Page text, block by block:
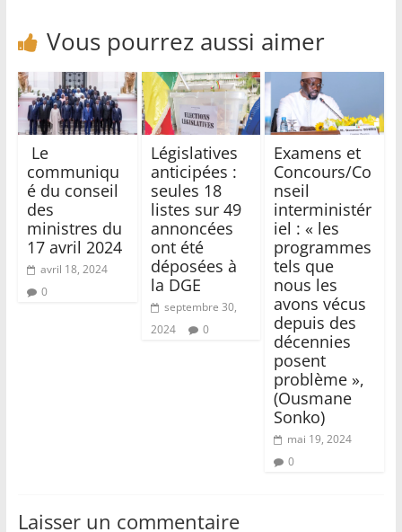
Vous pourrez aussi aimer
Le
communiqu
é du conseil
des
ministres du
17 avril 2024
avril 18, 2024
0
Législatives
anticipées :
seules 18
listes sur 49
annoncées
ont été
déposées à
la DGE
septembre 30,
2024
0
Examens et
Concours/Co
nseil
interministér
iel : « les
programmes
tels que
nous les
avons vécus
depuis des
décennies
posent
problème »,
(Ousmane
Sonko)
mai 19, 2024
0
Laisser un commentaire